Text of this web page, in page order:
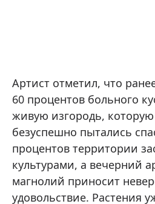
Артист отметил, что
60 процентов больного
живую изгородь, которую
безуспешно пытались
процентов территории
культурами, а вечерний
магнолий приносит
удовольствие. Растения